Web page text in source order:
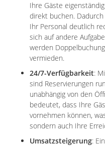
Ihre Gäste
direkt buchen.
Ihr Personal deutlich
sich auf andere
werden
vermieden.
24/7-Verfügbarkeit:
sind Reservierungen
unabhängig von den
bedeutet, dass Ihre
vornehmen können,
sondern auch Ihre
Umsatzsteigerung: